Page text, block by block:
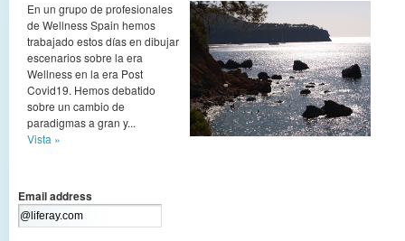
En un grupo de profesionales
de Wellness Spain hemos
trabajado estos días en dibujar
escenarios sobre la era
Wellness en la era Post
Covid19. Hemos debatido
sobre un cambio de
paradigmas a gran y...
Vista »
Email address